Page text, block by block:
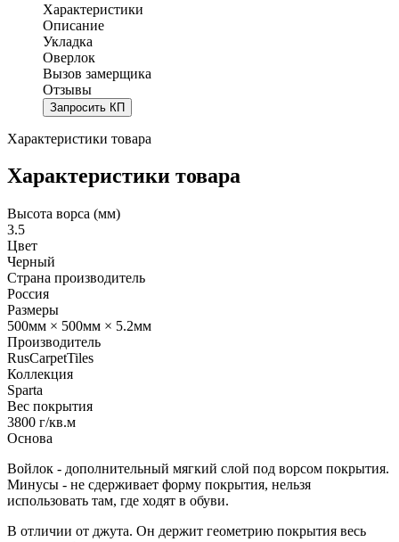
Характеристики
Описание
Укладка
Оверлок
Вызов замерщика
Отзывы
Запросить КП
Характеристики товара
Характеристики товара
Высота ворса (мм)
3.5
Цвет
Черный
Страна производитель
Россия
Размеры
500мм × 500мм × 5.2мм
Производитель
RusCarpetTiles
Коллекция
Sparta
Вес покрытия
3800 г/кв.м
Основа
Войлок - дополнительный мягкий слой под ворсом покрытия.
Минусы - не сдерживает форму покрытия, нельзя
использовать там, где ходят в обуви.
В отличии от джута. Он держит геометрию покрытия весь